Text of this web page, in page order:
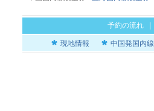
予約の流れ
現地情報 中国発国内線